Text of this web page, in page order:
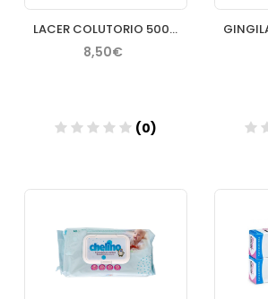
LACER COLUTORIO 500 ML
8,50€
(0)